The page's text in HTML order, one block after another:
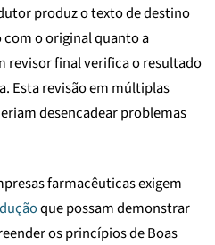
produz o texto de destino
o original quanto a
revisor final verifica o resultado
Esta revisão em múltiplas
desencadear problemas
farmacêuticas exigem
que possam demonstrar
os princípios de Boas